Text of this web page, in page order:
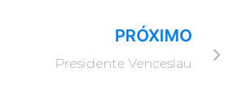
PRÓXIMO
Presidente Venceslau